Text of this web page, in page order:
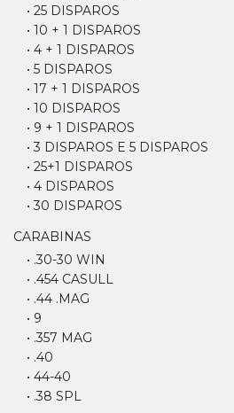
• 25 DISPAROS
• 10 + 1 DISPAROS
• 4 + 1 DISPAROS
• 5 DISPAROS
• 17 + 1 DISPAROS
• 10 DISPAROS
• 9 + 1 DISPAROS
• 3 DISPAROS E 5 DISPAROS
• 25+1 DISPAROS
• 4 DISPAROS
• 30 DISPAROS
CARABINAS
• .30-30 WIN
• .454 CASULL
• .44 .MAG
• 9
• .357 MAG
• .40
• 44-40
• .38 SPL